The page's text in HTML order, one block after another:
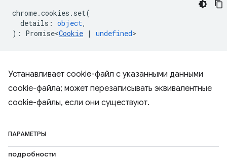
chrome.cookies . set(
details : object,
) : Promise<Cookie | undefined>
Устанавливает cookie-файл с указанными данными
cookie-файла; может перезаписывать эквивалентные
cookie-файлы, если они существуют.
ПАРАМЕТРЫ
подробности